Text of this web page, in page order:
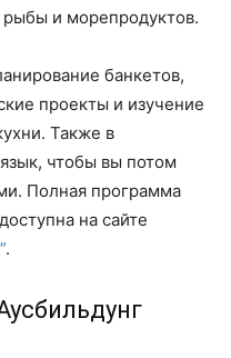
и морепродуктов.
банкетов,
проекты и изучение
Также в
чтобы вы потом
Полная программа
на сайте
.